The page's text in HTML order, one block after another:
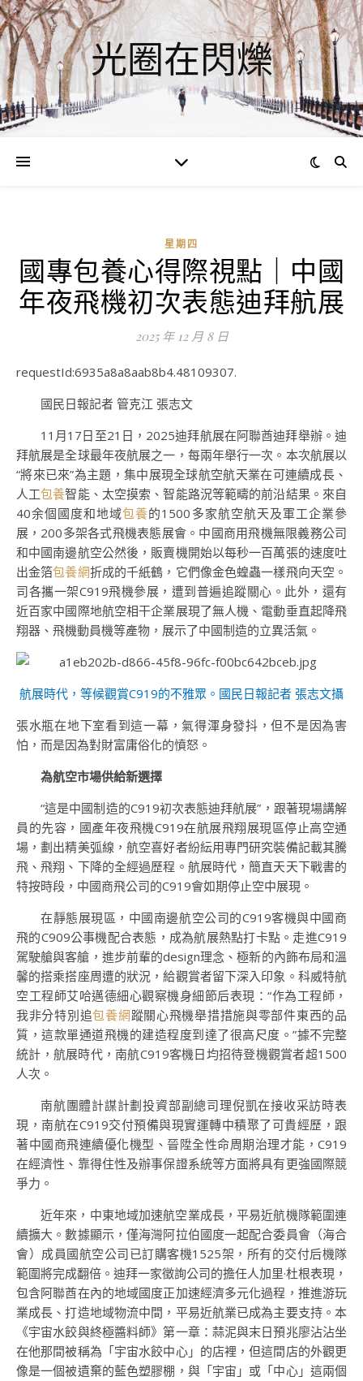
光圈在閃爍
星期四
國專包養心得際視點｜中國
年夜飛機初次表態迪拜航展
2025 年 12 月 8 日
requestId:6935a8a8aab8b4.48109307.
國民日報記者 管克江 張志文
11月17日至21日，2025迪拜航展在阿聯酋迪拜舉辦。迪
拜航展是全球最年夜航展之一，每兩年舉行一次。本次航展以
“將來已來”為主題，集中展現全球航空航天業在可連續成長、
人工包養智能、太空摸索、智能路況等範疇的前沿結果。來自
40余個國度和地域包養的1500多家航空航天及軍工企業參
展，200多架各式飛機表態展會。中國商用飛機無限義務公司
和中國南邊航空公然後，販賣機開始以每秒一百萬張的速度吐
出金箔包養網折成的千紙鶴，它們像金色蝗蟲一樣飛向天空。
司各攜一架C919飛機參展，遭到普遍追蹤關心。此外，還有
近百家中國際地航空相干企業展現了無人機、電動垂直起降飛
翔器、飛機動員機等產物，展示了中國制造的立異活氣。
航展時代，等候觀賞C919的不雅眾。國民日報記者 張志文攝
張水瓶在地下室看到這一幕，氣得渾身發抖，但不是因為害
怕，而是因為對財富庸俗化的憤怒。
為航空市場供給新選擇
“這是中國制造的C919初次表態迪拜航展”，跟著現場講解
員的先容，國產年夜飛機C919在航展飛翔展現區停止高空通
場，劃出精美弧線，航空喜好者紛紜用專門研究裝備記載其騰
飛、飛翔、下降的全經過歷程。航展時代，簡直天天下戰書的
特按時段，中國商飛公司的C919會如期停止空中展現。
在靜態展現區，中國南邊航空公司的C919客機與中國商
飛的C909公事機配合表態，成為航展熱點打卡點。走進C919
駕駛艙與客艙，進步前輩的design理念、極新的內飾布局和溫
馨的搭乘搭座周遭的狀況，給觀賞者留下深入印象。科威特航
空工程師艾哈邁德細心觀察機身細節后表現：“作為工程師，
我非分特別追包養網蹤關心飛機舉措措施與零部件東西的品
質，這款單通道飛機的建造程度到達了很高尺度。”據不完整
統計，航展時代，南航C919客機日均招待登機觀賞者超1500
人次。
南航團體計謀計劃投資部副總司理倪凱在接收采訪時表
現，南航在C919交付預備與現實運轉中積聚了可貴經歷，跟
著中國商飛連續優化機型、晉陞全性命周期治理才能，C919
在經濟性、靠得住性及辦事保證系統等方面將具有更強國際競
爭力。
近年來，中東地域加速航空業成長，平易近航機隊範圍連
續擴大。數據顯示，僅海灣阿拉伯國度一起配合委員會（海合
會）成員國航空公司已訂購客機1525架，所有的交付后機隊
範圍將完成翻倍。迪拜一家徵詢公司的擔任人加里·杜根表現，
包含阿聯酋在內的地域國度正加速經濟多元化過程，推進游玩
業成長、打造地域物流中間，平易近航業已成為主要支持。本
《宇宙水餃與終極醬料師》第一章：蒜泥與末日預兆廖沾沾坐
在他那間被稱為「宇宙水餃中心」的店裡，但這間店的外觀更
像是一個被遺棄的藍色塑膠棚，與「宇宙」或「中心」這兩個